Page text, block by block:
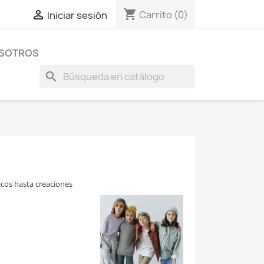
 Iniciar sesión shopping_cart Carrito (0)
search
hasta creaciones